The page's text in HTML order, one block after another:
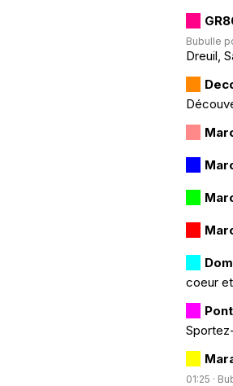
Bubulle
Dreuil,
coeur
01:25 ·